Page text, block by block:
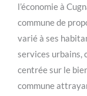
l’économie à
commune de
varié à ses
services urbains,
centrée sur le
commune